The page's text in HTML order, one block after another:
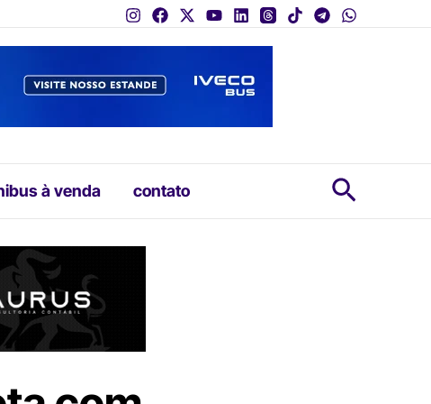
à venda contato